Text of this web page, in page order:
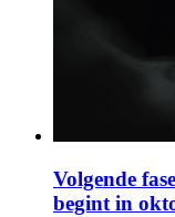
Volgende
begint in